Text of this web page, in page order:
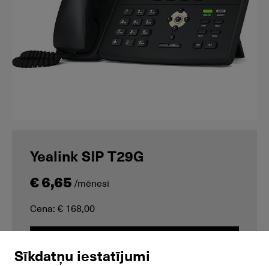
Yealink SIP T29G
€ 6,65 /mēnesī
Cena: € 168,00
Sīkdatņu iestatījumi